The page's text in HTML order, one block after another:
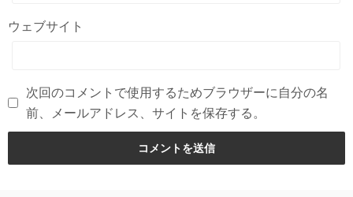
ウェブサイト
次回のコメントで使用するためブラウザーに自分の名
前、メールアドレス、サイトを保存する。